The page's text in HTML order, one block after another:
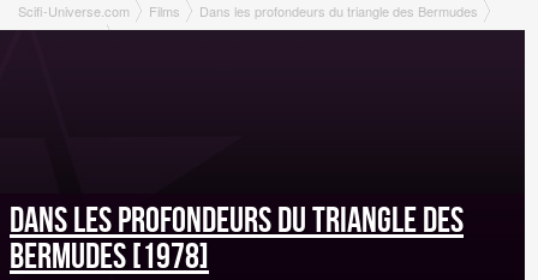
Scifi-Universe.com Films
Dans les profondeurs du triangle des Bermudes
En savoir plus
Dans les profondeurs du triangle des
Bermudes [1978]